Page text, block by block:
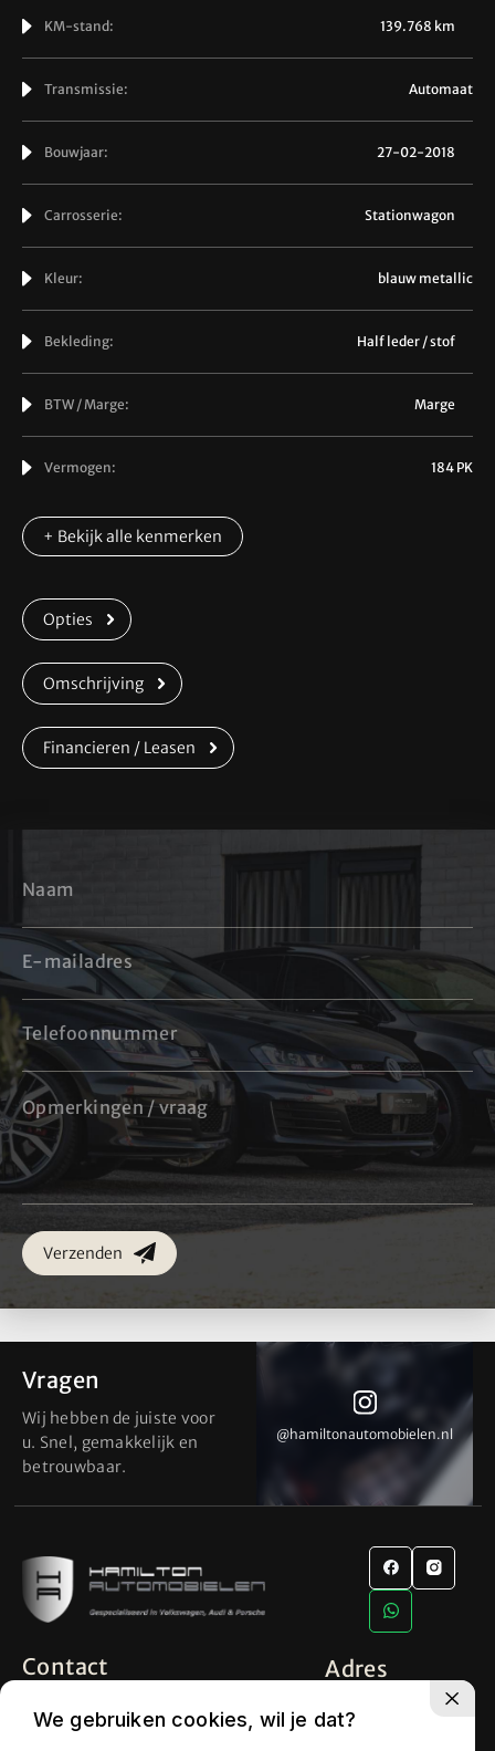
KM-stand: 139.768 km
Transmissie: Automaat
Bouwjaar: 27-02-2018
Carrosserie: Stationwagon
Kleur: blauw metallic
Bekleding: Half leder / stof
BTW / Marge: Marge
Vermogen: 184 PK
+ Bekijk alle kenmerken
Opties
Omschrijving
Financieren / Leasen
Verzenden
Vragen
Wij hebben de juiste voor
u. Snel, gemakkelijk en
betrouwbaar.
@hamiltonautomobielen.nl @hamiltonautomobielen.nl
Contact
+31 (0) 6 15 08 15 48
Adres
5627 BS Eindhoven
We gebruiken cookies, wil je dat?